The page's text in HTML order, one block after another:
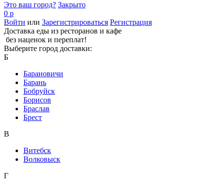
Это ваш город? Закрыто
0 р
Войти или Зарегистрироваться Регистрация
Доставка еды из ресторанов и кафе
без наценок и переплат!
Выберите город доставки:
Б
Барановичи
Барань
Бобруйск
Борисов
Браслав
Брест
В
Витебск
Волковыск
Г